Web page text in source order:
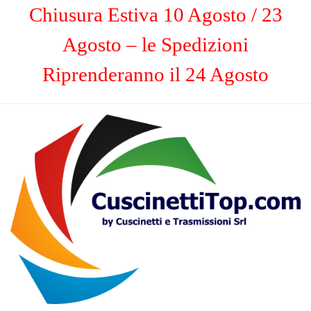
Chiusura Estiva 10 Agosto / 23
Agosto – le Spedizioni
Riprenderanno il 24 Agosto